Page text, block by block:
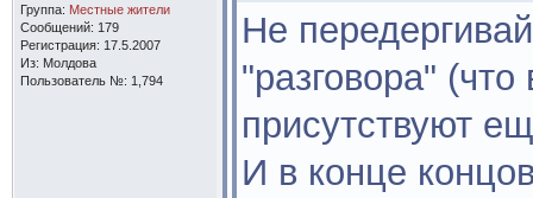
Группа: Местные жители
Сообщений: 179
Регистрация: 17.5.2007
Из: Молдова
Пользователь №: 1,794
Не
"разговора"
присутствуют
И в конце